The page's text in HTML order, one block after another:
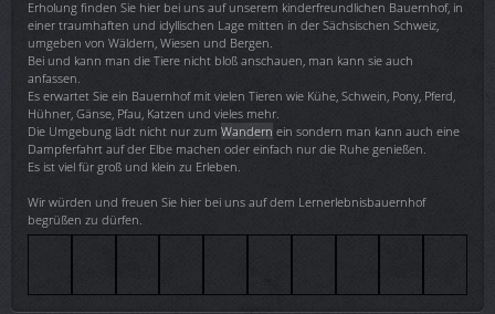
Erholung finden Sie hier bei uns auf unserem kinderfreundlichen Bauernhof, in
einer traumhaften und idyllischen Lage mitten in der Sächsischen Schweiz,
umgeben von Wäldern, Wiesen und Bergen.
Bei und kann man die Tiere nicht bloß anschauen, man kann sie auch
anfassen.
Es erwartet Sie ein Bauernhof mit vielen Tieren wie Kühe, Schwein, Pony, Pferd,
Hühner, Gänse, Pfau, Katzen und vieles mehr.
Die Umgebung lädt nicht nur zum Wandern ein sondern man kann auch eine
Dampferfahrt auf der Elbe machen oder einfach nur die Ruhe genießen.
Es ist viel für groß und klein zu Erleben.
Wir würden und freuen Sie hier bei uns auf dem Lernerlebnisbauernhof
begrüßen zu dürfen.